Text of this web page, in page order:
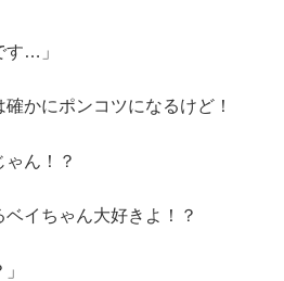
す…」
かにポンコツになるけど！
ん！？
イちゃん大好きよ！？